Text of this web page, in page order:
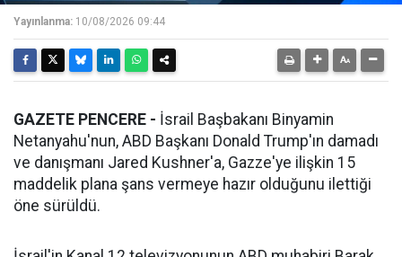
Yayınlanma: 10/08/2026 09:44
GAZETE PENCERE - İsrail Başbakanı Binyamin
Netanyahu'nun, ABD Başkanı Donald Trump'ın damadı
ve danışmanı Jared Kushner'a, Gazze'ye ilişkin 15
maddelik plana şans vermeye hazır olduğunu ilettiği
öne sürüldü.